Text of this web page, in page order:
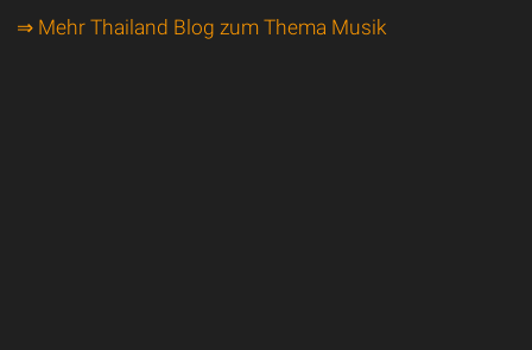
⇒ Mehr Thailand Blog zum Thema Musik